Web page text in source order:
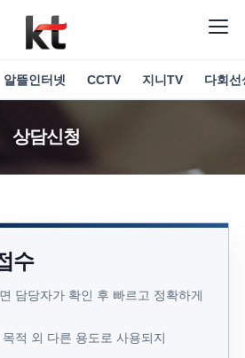
알뜰인터넷 CCTV 지니TV 다회선
상담신청
수
담당자가 확인 후 빠르고 정확하게
적 외 다른 용도로 사용되지